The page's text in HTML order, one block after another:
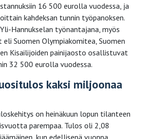
16 500 eurolla vuodessa, ja
kahdeksan tunnin työpanoksen.
Hannukselan työnantajana, myös
Suomen Olympiakomitea, Suomen
Kisailijoiden painijaosto osallistuvat
32 500 eurolla vuodessa.
kaksi miljoonaa
on heinäkuun lopun tilanteen
parempaa. Tulos oli 2,08
kun edellisenä vuonna